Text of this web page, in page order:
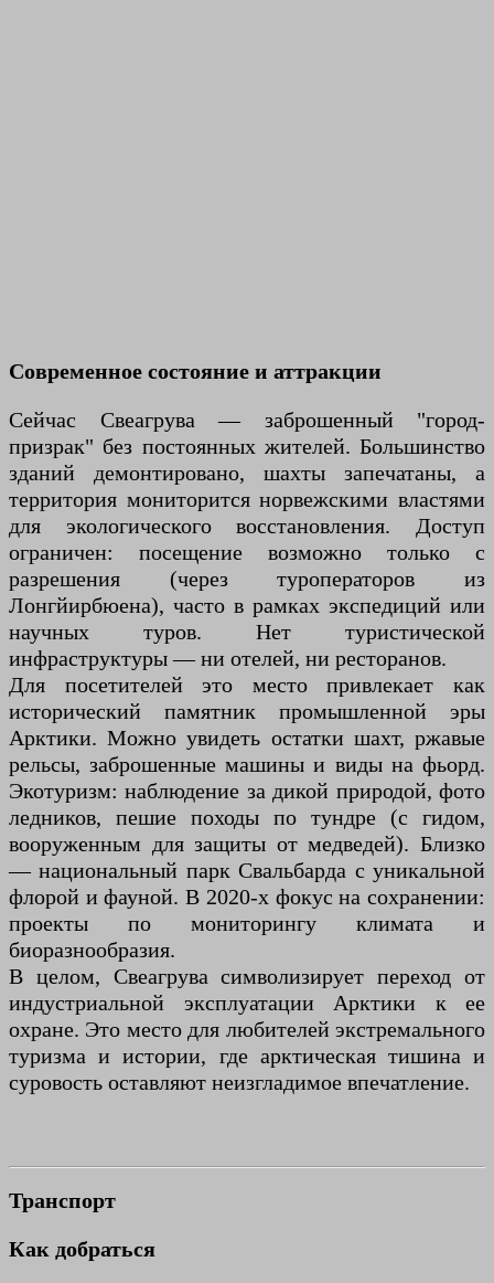
Современное состояние и аттракции
Сейчас Свеагрува — заброшенный "город-
призрак" без постоянных жителей. Большинство
зданий демонтировано, шахты запечатаны, а
территория мониторится норвежскими властями
для экологического восстановления. Доступ
ограничен: посещение возможно только с
разрешения (через туроператоров из
Лонгйирбюена), часто в рамках экспедиций или
научных туров. Нет туристической
инфраструктуры — ни отелей, ни ресторанов.
Для посетителей это место привлекает как
исторический памятник промышленной эры
Арктики. Можно увидеть остатки шахт, ржавые
рельсы, заброшенные машины и виды на фьорд.
Экотуризм: наблюдение за дикой природой, фото
ледников, пешие походы по тундре (с гидом,
вооруженным для защиты от медведей). Близко
— национальный парк Свальбарда с уникальной
флорой и фауной. В 2020-х фокус на сохранении:
проекты по мониторингу климата и
биоразнообразия.
В целом, Свеагрува символизирует переход от
индустриальной эксплуатации Арктики к ее
охране. Это место для любителей экстремального
туризма и истории, где арктическая тишина и
суровость оставляют неизгладимое впечатление.
Транспорт
Как добраться